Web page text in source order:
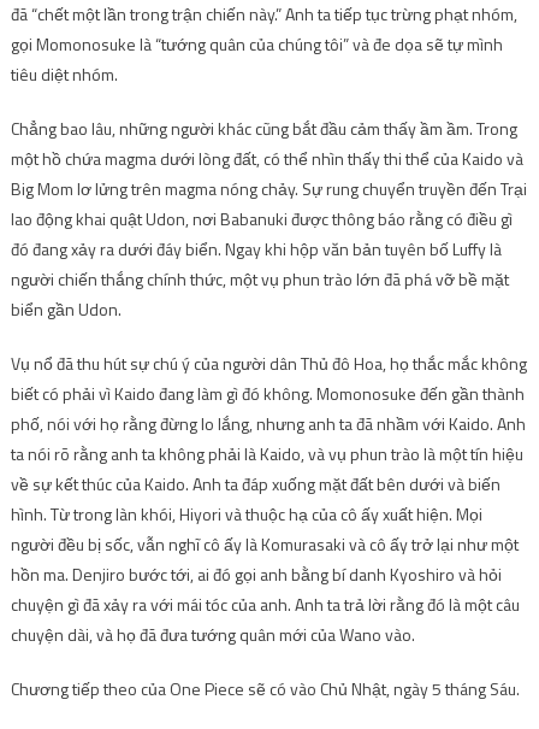
đã “chết một lần trong trận chiến này.” Anh ta tiếp tục trừng phạt nhóm,
gọi Momonosuke là “tướng quân của chúng tôi” và đe dọa sẽ tự mình
tiêu diệt nhóm.
Chẳng bao lâu, những người khác cũng bắt đầu cảm thấy ầm ầm. Trong
một hồ chứa magma dưới lòng đất, có thể nhìn thấy thi thể của Kaido và
Big Mom lơ lửng trên magma nóng chảy. Sự rung chuyển truyền đến Trại
lao động khai quật Udon, nơi Babanuki được thông báo rằng có điều gì
đó đang xảy ra dưới đáy biển. Ngay khi hộp văn bản tuyên bố Luffy là
người chiến thắng chính thức, một vụ phun trào lớn đã phá vỡ bề mặt
biển gần Udon.
Vụ nổ đã thu hút sự chú ý của người dân Thủ đô Hoa, họ thắc mắc không
biết có phải vì Kaido đang làm gì đó không. Momonosuke đến gần thành
phố, nói với họ rằng đừng lo lắng, nhưng anh ta đã nhầm với Kaido. Anh
ta nói rõ rằng anh ta không phải là Kaido, và vụ phun trào là một tín hiệu
về sự kết thúc của Kaido. Anh ta đáp xuống mặt đất bên dưới và biến
hình. Từ trong làn khói, Hiyori và thuộc hạ của cô ấy xuất hiện. Mọi
người đều bị sốc, vẫn nghĩ cô ấy là Komurasaki và cô ấy trở lại như một
hồn ma. Denjiro bước tới, ai đó gọi anh bằng bí danh Kyoshiro và hỏi
chuyện gì đã xảy ra với mái tóc của anh. Anh ta trả lời rằng đó là một câu
chuyện dài, và họ đã đưa tướng quân mới của Wano vào.
Chương tiếp theo của One Piece sẽ có vào Chủ Nhật, ngày 5 tháng Sáu.